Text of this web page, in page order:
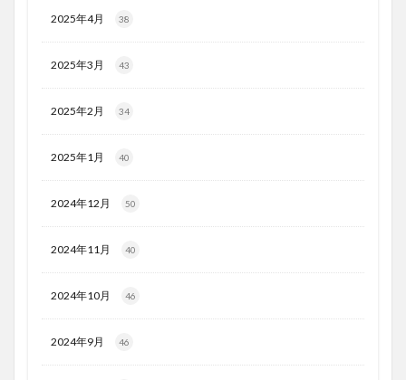
2025年4月 38
2025年3月 43
2025年2月 34
2025年1月 40
2024年12月 50
2024年11月 40
2024年10月 46
2024年9月 46